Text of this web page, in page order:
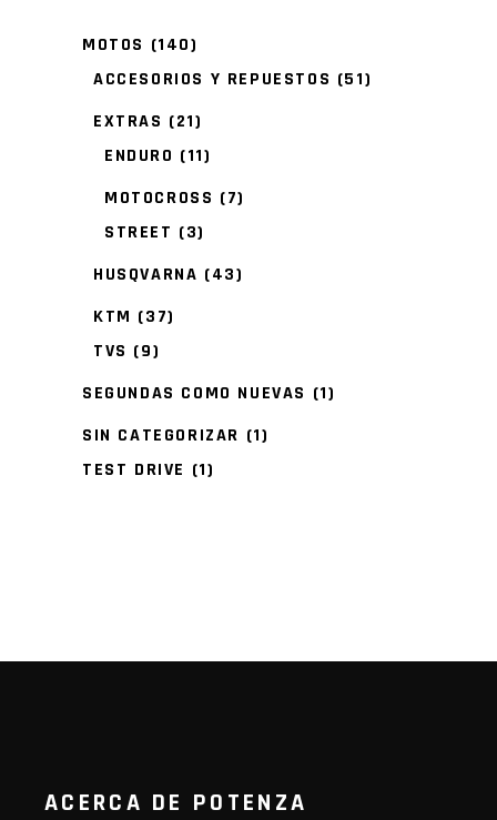
MOTOS (140)
ACCESORIOS Y REPUESTOS (51)
EXTRAS (21)
ENDURO (11)
MOTOCROSS (7)
STREET (3)
HUSQVARNA (43)
KTM (37)
TVS (9)
SEGUNDAS COMO NUEVAS (1)
SIN CATEGORIZAR (1)
TEST DRIVE (1)
ACERCA DE POTENZA